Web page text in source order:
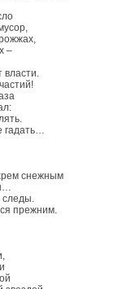
–
власти.
гадать…
снежным
следы.
прежним.